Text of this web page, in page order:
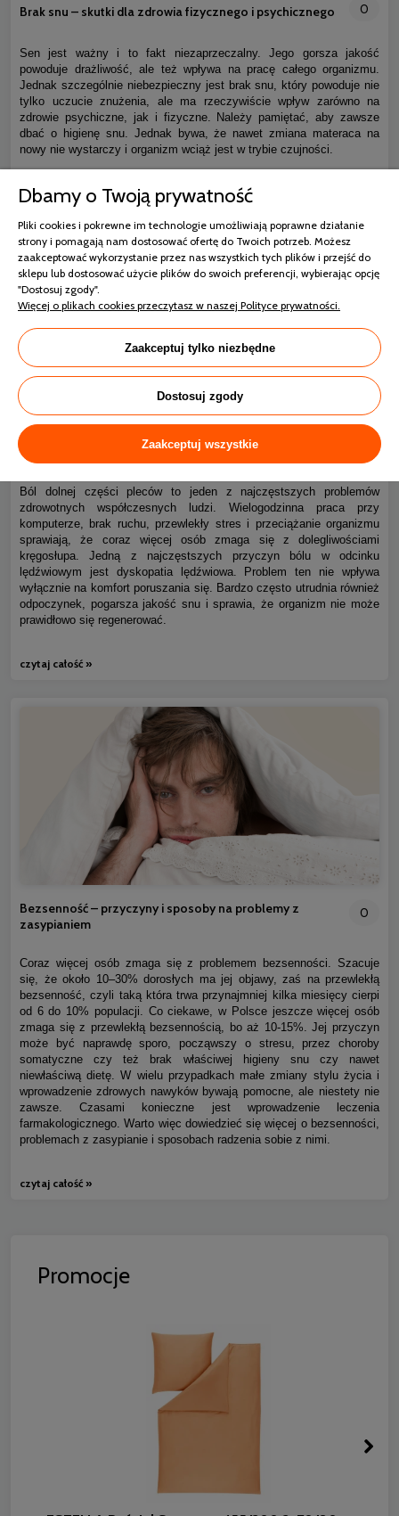
Brak snu – skutki dla zdrowia fizycznego i psychicznego 0
Sen jest ważny i to fakt niezaprzeczalny. Jego gorsza jakość
powoduje drażliwość, ale też wpływa na pracę całego organizmu.
Jednak szczególnie niebezpieczny jest brak snu, który powoduje nie
tylko uczucie znużenia, ale ma rzeczywiście wpływ zarówno na
zdrowie psychiczne, jak i fizyczne. Należy pamiętać, aby zawsze
dbać o higienę snu. Jednak bywa, że nawet zmiana materaca na
nowy nie wystarczy i organizm wciąż jest w trybie czujności.
czytaj całość »
Ból kręgosłupa piersiowego i dyskopatia lędźwiowa – jak
spać bez bólu?
Ból dolnej części pleców to jeden z najczęstszych problemów
zdrowotnych współczesnych ludzi. Wielogodzinna praca przy
komputerze, brak ruchu, przewlekły stres i przeciążanie organizmu
sprawiają, że coraz więcej osób zmaga się z dolegliwościami
kręgosłupa. Jedną z najczęstszych przyczyn bólu w odcinku
lędźwiowym jest dyskopatia lędźwiowa. Problem ten nie wpływa
wyłącznie na komfort poruszania się. Bardzo często utrudnia również
odpoczynek, pogarsza jakość snu i sprawia, że organizm nie może
prawidłowo się regenerować.
czytaj całość »
Bezsenność – przyczyny i sposoby na problemy z
zasypianiem
0
Coraz więcej osób zmaga się z problemem bezsenności. Szacuje
się, że około 10–30% dorosłych ma jej objawy, zaś na przewlekłą
bezsenność, czyli taką która trwa przynajmniej kilka miesięcy cierpi
od 6 do 10% populacji. Co ciekawe, w Polsce jeszcze więcej osób
zmaga się z przewlekłą bezsennością, bo aż 10-15%. Jej przyczyn
może być naprawdę sporo, począwszy o stresu, przez choroby
somatyczne czy też brak właściwej higieny snu czy nawet
niewłaściwą dietę. W wielu przypadkach małe zmiany stylu życia i
wprowadzenie zdrowych nawyków bywają pomocne, ale niestety nie
zawsze. Czasami konieczne jest wprowadzenie leczenia
farmakologicznego. Warto więc dowiedzieć się więcej o bezsenności,
problemach z zasypianie i sposobach radzenia sobie z nimi.
czytaj całość »
Promocje
Dbamy o Twoją prywatność
Pliki cookies i pokrewne im technologie umożliwiają poprawne działanie
strony i pomagają nam dostosować ofertę do Twoich potrzeb. Możesz
zaakceptować wykorzystanie przez nas wszystkich tych plików i przejść do
sklepu lub dostosować użycie plików do swoich preferencji, wybierając opcję
"Dostosuj zgody".
Więcej o plikach cookies przeczytasz w naszej Polityce prywatności.
Zaakceptuj tylko niezbędne
Dostosuj zgody
Zaakceptuj wszystkie